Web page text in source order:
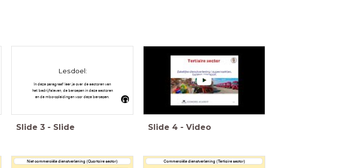
Lesdoel:
In deze paragraaf leer je over de sectoren van
het bedrijfsleven, de beroepen in deze sectoren
en de mbo-opleidingen voor deze beroepen.
Slide 3 - Slide Slide 4 - Video
Niet commerciële dienstverlening (Quartaire sector) Commerciële dienstverlening (Tertiaire sector)